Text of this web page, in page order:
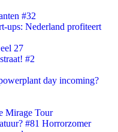
#32
ups: Nederland profiteert
27
#2
day incoming?
Mirage Tour
#81 Horrorzomer